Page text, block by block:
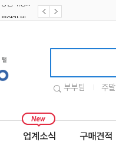
부부팀 주말
업계소식 구매견적